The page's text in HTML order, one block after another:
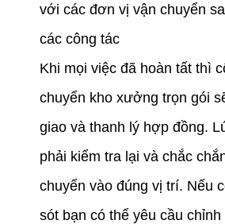
với các đơn vị vận chuyển
các công tác
Khi mọi việc đã hoàn tất thì
chuyển kho xưởng trọn gói
giao và thanh lý hợp đồng.
phải kiểm tra lại và chắc
chuyển vào đúng vị trí. Nếu
sót bạn có thể yêu cầu